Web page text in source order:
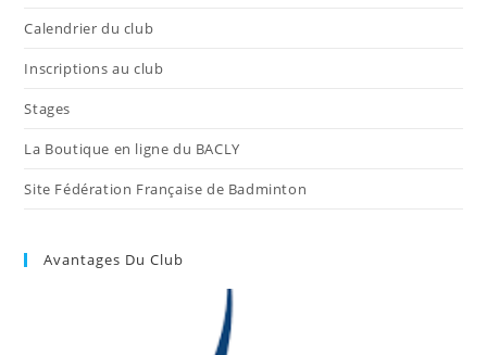
Calendrier du club
Inscriptions au club
Stages
La Boutique en ligne du BACLY
Site Fédération Française de Badminton
Avantages Du Club